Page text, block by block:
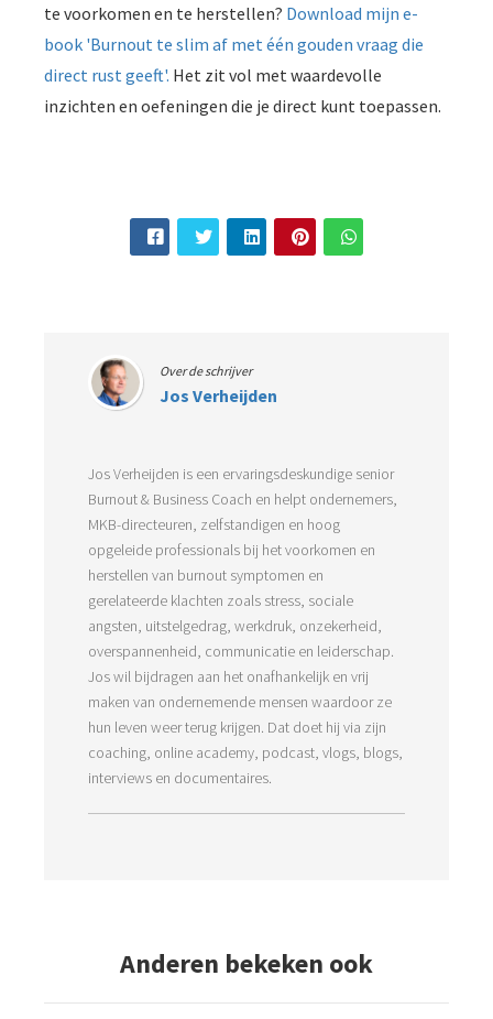
te voorkomen en te herstellen? Download mijn e-
book 'Burnout te slim af met één gouden vraag die
direct rust geeft'. Het zit vol met waardevolle
inzichten en oefeningen die je direct kunt toepassen.
Over de schrijver
Jos Verheijden
Jos Verheijden is een ervaringsdeskundige senior
Burnout & Business Coach en helpt ondernemers,
MKB-directeuren, zelfstandigen en hoog
opgeleide professionals bij het voorkomen en
herstellen van burnout symptomen en
gerelateerde klachten zoals stress, sociale
angsten, uitstelgedrag, werkdruk, onzekerheid,
overspannenheid, communicatie en leiderschap.
Jos wil bijdragen aan het onafhankelijk en vrij
maken van ondernemende mensen waardoor ze
hun leven weer terug krijgen. Dat doet hij via zijn
coaching, online academy, podcast, vlogs, blogs,
interviews en documentaires.
Anderen bekeken ook